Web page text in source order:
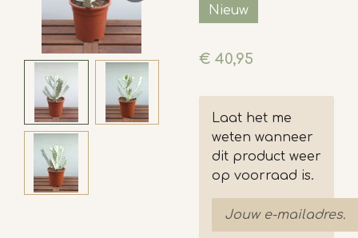
Nieuw
€ 40,95
Laat het me
weten wanneer
dit product weer
op voorraad is.